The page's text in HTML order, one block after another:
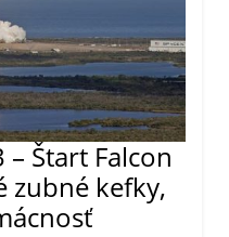
Štart Falcon
zubné kefky,